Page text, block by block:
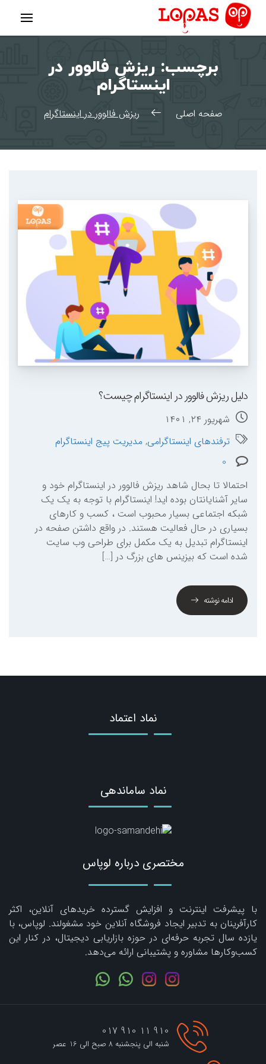
پرش
محتوا
برچسب:ریزش فالوور در
اینستاگرام
صفحه اصلی ریزش فالوور در اینستاگرام
دلیل ریزش فالوور در اینستاگرام چیست؟
شهریور ۲۴, ۱۴۰۱
ترفندهای اینستاگرامی, مدیریت پیج اینستاگرام
احتمالا تا بحال شاهد ریزش فالوور در اینستاگرام خود و
سایر آشنایانتان بوده اید! اینستاگرام با توجه به یک یک
شبکه اجتماعی بسیار محبوب است ، کسب و کارهای
بسیاری در حال فعالیت هستند. در واقع داشتن صفحه در
اینستاگرام تبدیل به یک مکمل برای طراحی وب سایت
شده است که بیزینس های بزرگ در […]
ادامه نوشته
مختصری درباره لوپاس
با پیشرفت اینترنت و افزایش گسترده خریدهای آنلاین، اکثر
کارآفرینان به تدبیر ایجاد فروشگاه آنلاین خود مشغولند. لوپاس، با
یازده سال تجربه حرفه‌ای در حوزه بازاریابی دیجیتال، در کنار این
کسب‌وکارها مشاوره و پشتیبانی ارائه می‌دهد.
نماد اعتماد
نماد ساماندهی
910 11 910 017
شنبه الی پنجشنبه 8 صبح الی 16 عصر